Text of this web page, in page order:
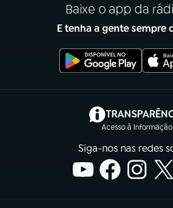
Baixe o app da
E tenha a gente sempre
Acesso à Informação
(abre
Siga-nos nas redes